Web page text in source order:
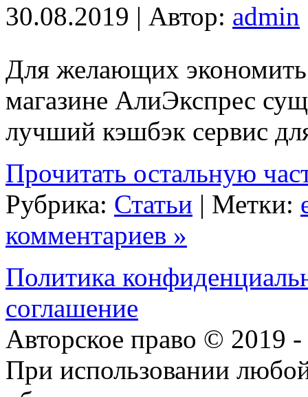
30.08.2019 | Автор: admin
Для желающих
магазине АлиЭкспрес
лучший кэшбэк сервис
Прочитать остальную
Рубрика: Статьи | Метки:
комментариев »
Политика
соглашение
Авторское право © 2019 -
При использовании